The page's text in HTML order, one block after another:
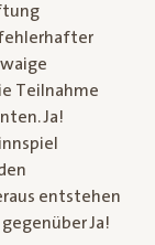
Teilnahme
Ja!
entstehen
Ja!